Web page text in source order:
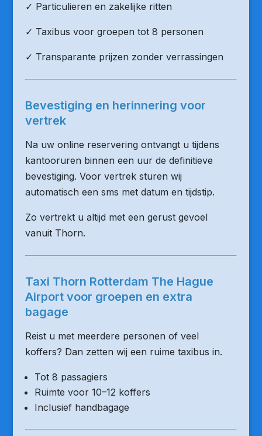
✓ Particulieren en zakelijke ritten
✓ Taxibus voor groepen tot 8 personen
✓ Transparante prijzen zonder verrassingen
Bevestiging en herinnering voor
vertrek
Na uw online reservering ontvangt u tijdens
kantooruren binnen een uur de definitieve
bevestiging. Voor vertrek sturen wij
automatisch een sms met datum en tijdstip.
Zo vertrekt u altijd met een gerust gevoel
vanuit Thorn.
Taxi Thorn Rotterdam The Hague
Airport voor groepen en extra
bagage
Reist u met meerdere personen of veel
koffers? Dan zetten wij een ruime taxibus in.
Tot 8 passagiers
Ruimte voor 10–12 koffers
Inclusief handbagage